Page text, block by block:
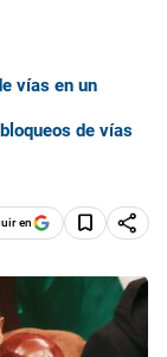
vías en un
de vías
en